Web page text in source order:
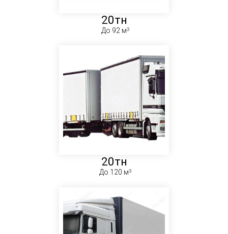
20тн
До 92 м
20тн
До 120 м